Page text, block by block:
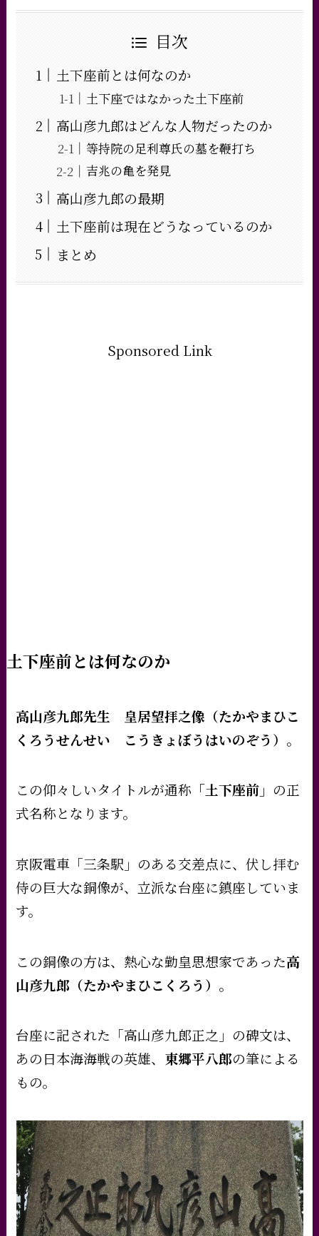
目次
土下座前とは何なのか
土下座ではなかった土下座前
高山彦九郎はどんな人物だったのか
等持院の足利尊氏の墓を鞭打ち
吉兆の亀を発見
高山彦九郎の最期
土下座前は現在どうなっているのか
まとめ
Sponsored Link
土下座前とは何なのか
高山彦九郎先生 皇居望拝之像（たかやまひこ
くろうせんせい こうきょぼうはいのぞう） 。
この仰々しいタイトルが通称 「土下座前」 の正
式名称となります。
京阪電車「三条駅」のある交差点に、伏し拝む
侍の巨大な銅像が、立派な台座に鎮座していま
す。
この銅像の方は、熱心な勤皇思想家であった高
山彦九郎（たかやまひこくろう） 。
台座に記された「高山彦九郎正之」の碑文は、
あの日本海海戦の英雄、 東郷平八郎の筆による
もの。